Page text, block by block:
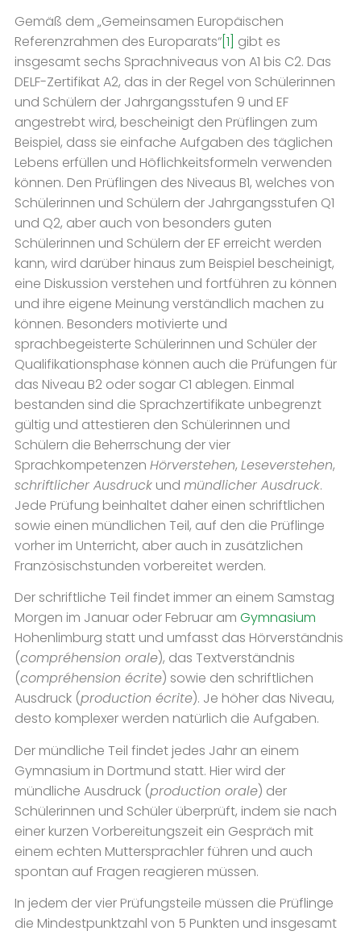
Gemäß dem „Gemeinsamen Europäischen
Referenzrahmen des Europarats“[1] gibt es
insgesamt sechs Sprachniveaus von A1 bis C2. Das
DELF-Zertifikat A2, das in der Regel von Schülerinnen
und Schülern der Jahrgangsstufen 9 und EF
angestrebt wird, bescheinigt den Prüflingen zum
Beispiel, dass sie einfache Aufgaben des täglichen
Lebens erfüllen und Höflichkeitsformeln verwenden
können. Den Prüflingen des Niveaus B1, welches von
Schülerinnen und Schülern der Jahrgangsstufen Q1
und Q2, aber auch von besonders guten
Schülerinnen und Schülern der EF erreicht werden
kann, wird darüber hinaus zum Beispiel bescheinigt,
eine Diskussion verstehen und fortführen zu können
und ihre eigene Meinung verständlich machen zu
können. Besonders motivierte und
sprachbegeisterte Schülerinnen und Schüler der
Qualifikationsphase können auch die Prüfungen für
das Niveau B2 oder sogar C1 ablegen. Einmal
bestanden sind die Sprachzertifikate unbegrenzt
gültig und attestieren den Schülerinnen und
Schülern die Beherrschung der vier
Sprachkompetenzen Hörverstehen, Leseverstehen,
schriftlicher Ausdruckund mündlicher Ausdruck.
Jede Prüfung beinhaltet daher einen schriftlichen
sowie einen mündlichen Teil, auf den die Prüflinge
vorher im Unterricht, aber auch in zusätzlichen
Französischstunden vorbereitet werden.
Der schriftliche Teil findet immer an einem Samstag
Morgen im Januar oder Februar am Gymnasium
Hohenlimburg statt und umfasst das Hörverständnis
(compréhension orale), das Textverständnis
(compréhension écrite) sowie den schriftlichen
Ausdruck (production écrite). Je höher das Niveau,
desto komplexer werden natürlich die Aufgaben.
Der mündliche Teil findet jedes Jahr an einem
Gymnasium in Dortmund statt. Hier wird der
mündliche Ausdruck (production orale) der
Schülerinnen und Schüler überprüft, indem sie nach
einer kurzen Vorbereitungszeit ein Gespräch mit
einem echten Muttersprachler führen und auch
spontan auf Fragen reagieren müssen.
In jedem der vier Prüfungsteile müssen die Prüflinge
die Mindestpunktzahl von 5 Punkten und insgesamt